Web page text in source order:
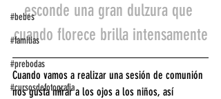
#bebes
#familias
#prebodas
#cursosdefotografia
esconde una gran dulzura que
cuando florece brilla intensamente
Cuando vamos a realizar una sesión de comunión
nos gusta mirar a los ojos a los niños, así